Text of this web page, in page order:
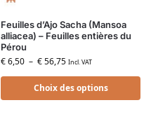
Feuilles d’Ajo Sacha (Mansoa
alliacea) – Feuilles entières du
Pérou
€6,50 – €56,75 Incl. VAT
Choix des options